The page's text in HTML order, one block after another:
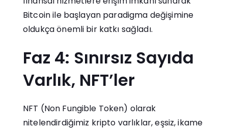
Bitcoin ile başlayan paradigma değişimine
oldukça önemli bir katkı sağladı.
Faz 4: Sınırsız Sayıda
Varlık, NFT’ler
NFT (Non Fungible Token) olarak
nitelendirdiğimiz kripto varlıklar, eşsiz, ikame